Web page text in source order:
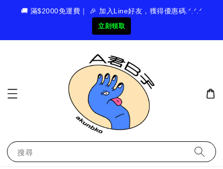
🚚 滿$2000免運費｜ 🎉 加入Line好友，獲得優惠碼.ᐟ.ᐟ.ᐟ
立刻領取
搜尋